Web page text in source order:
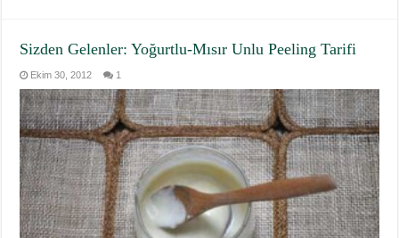
Sizden Gelenler: Yoğurtlu-Mısır Unlu Peeling Tarifi
Ekim 30, 2012 1